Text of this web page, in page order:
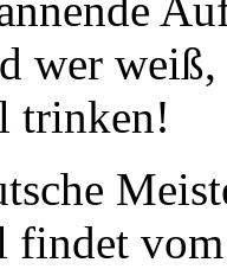
wer
trinken!
findet